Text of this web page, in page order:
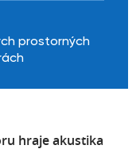
prostorných
hraje akustika